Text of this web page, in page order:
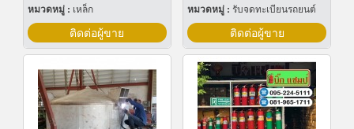
หมวดหมู่ : เหล็ก
ติดต่อผู้ขาย
หมวดหมู่ : รับจดทะเบียนรถยนต์
ติดต่อผู้ขาย